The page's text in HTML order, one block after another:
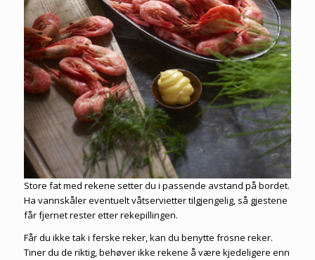
Store fat med rekene setter du i passende avstand på bordet.
Ha vannskåler eventuelt våtservietter tilgjengelig, så gjestene
får fjernet rester etter rekepillingen.
Får du ikke tak i ferske reker, kan du benytte frosne reker.
Tiner du de riktig, behøver ikke rekene å være kjedeligere enn